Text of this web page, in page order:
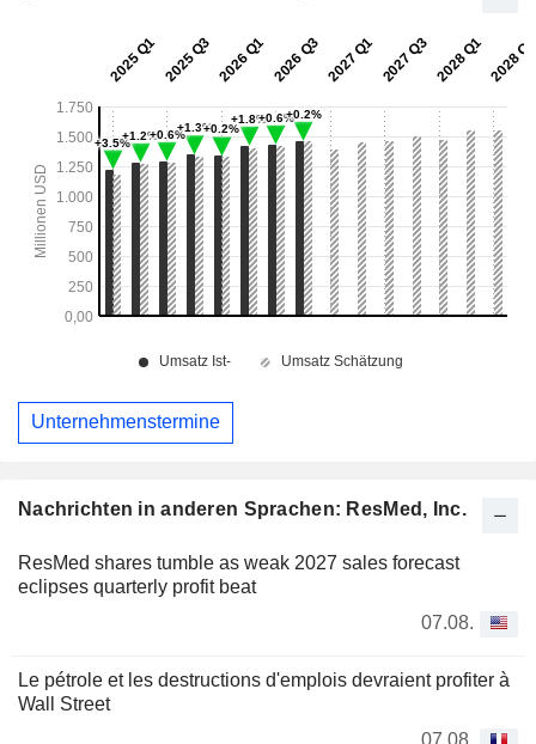
Nachrichten in anderen Sprachen: ResMed, Inc.
ResMed shares tumble as weak 2027 sales forecast
eclipses quarterly profit beat
07.08.
Le pétrole et les destructions d'emplois devraient profiter à
Wall Street
07.08.
Unternehmenstermine